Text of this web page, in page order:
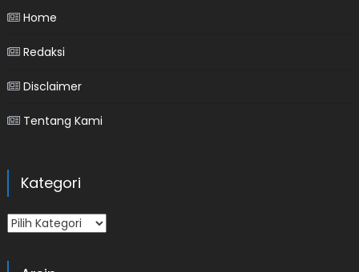
Home
Redaksi
Disclaimer
Tentang Kami
Kategori
Kategori